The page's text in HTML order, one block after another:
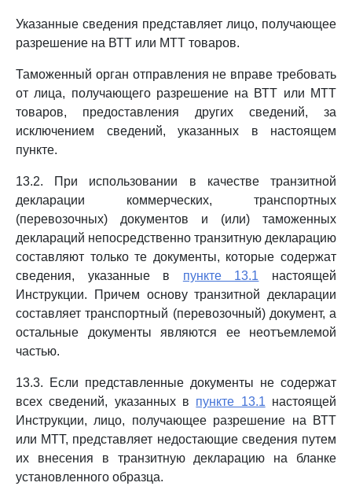
Указанные сведения представляет лицо, получающее
разрешение на ВТТ или МТТ товаров.
Таможенный орган отправления не вправе требовать
от лица, получающего разрешение на ВТТ или МТТ
товаров, предоставления других сведений, за
исключением сведений, указанных в настоящем
пункте.
13.2. При использовании в качестве транзитной
декларации коммерческих, транспортных
(перевозочных) документов и (или) таможенных
деклараций непосредственно транзитную декларацию
составляют только те документы, которые содержат
сведения, указанные в пункте 13.1 настоящей
Инструкции. Причем основу транзитной декларации
составляет транспортный (перевозочный) документ, а
остальные документы являются ее неотъемлемой
частью.
13.3. Если представленные документы не содержат
всех сведений, указанных в пункте 13.1 настоящей
Инструкции, лицо, получающее разрешение на ВТТ
или МТТ, представляет недостающие сведения путем
их внесения в транзитную декларацию на бланке
установленного образца.